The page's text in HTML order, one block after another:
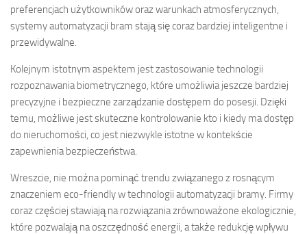
preferencjach użytkowników oraz warunkach atmosferycznych,
systemy automatyzacji bram stają się coraz bardziej inteligentne i
przewidywalne.
Kolejnym istotnym aspektem jest zastosowanie technologii
rozpoznawania biometrycznego, które umożliwia jeszcze bardziej
precyzyjne i bezpieczne zarządzanie dostępem do posesji. Dzięki
temu, możliwe jest skuteczne kontrolowanie kto i kiedy ma dostęp
do nieruchomości, co jest niezwykle istotne w kontekście
zapewnienia bezpieczeństwa.
Wreszcie, nie można pominąć trendu związanego z rosnącym
znaczeniem eco-friendly w technologii automatyzacji bramy. Firmy
coraz częściej stawiają na rozwiązania zrównoważone ekologicznie,
które pozwalają na oszczędność energii, a także redukcję wpływu